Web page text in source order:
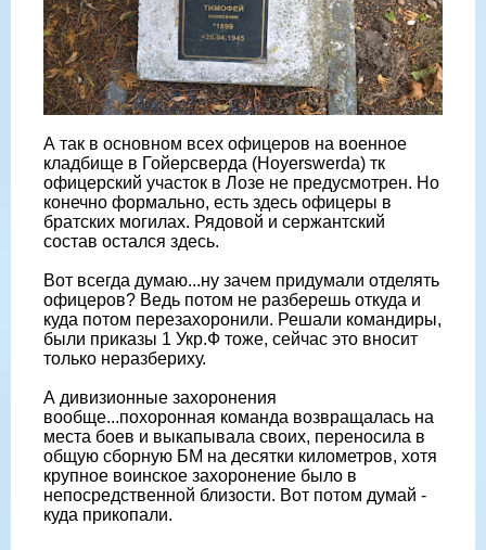
А так в основном всех офицеров на военное
кладбище в Гойерсверда (Hoyerswerda) тк
офицерский участок в Лозе не предусмотрен. Но
конечно формально, есть здесь офицеры в
братских могилах. Рядовой и сержантский
состав остался здесь.
Вот всегда думаю...ну зачем придумали отделять
офицеров? Ведь потом не разберешь откуда и
куда потом перезахоронили. Решали командиры,
были приказы 1 Укр.Ф тоже, сейчас это вносит
только неразбериху.
А дивизионные захоронения
вообще...похоронная команда возвращалась на
места боев и выкапывала своих, переносила в
общую сборную БМ на десятки километров, хотя
крупное воинское захоронение было в
непосредственной близости. Вот потом думай -
куда прикопали.